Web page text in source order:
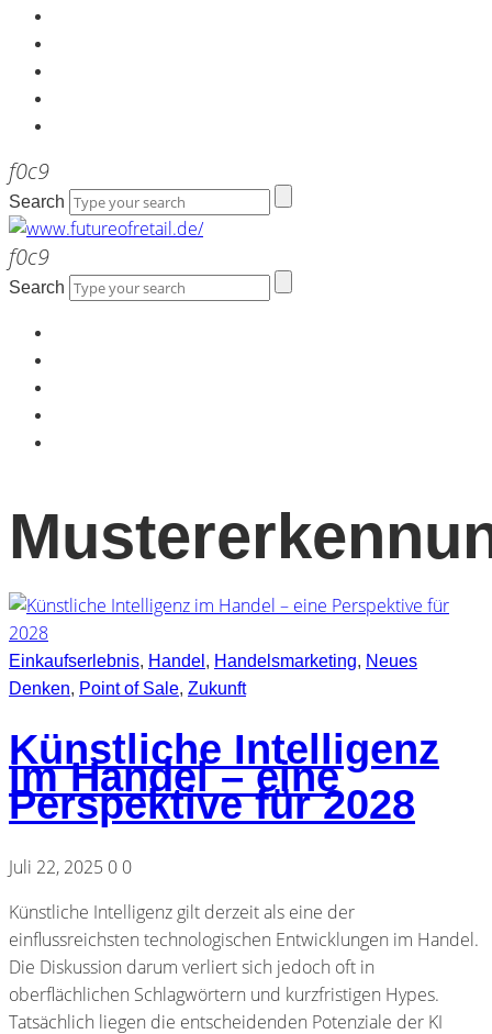
Search
Search
Einkaufserlebnis, Handel , Handelsmarketing, Neues
Denken, Point of Sale, Zukunft
Künstliche Intelligenz
im Handel – eine
Perspektive für 2028
Juli 22, 2025 0 0
Künstliche Intelligenz gilt derzeit als eine der
einflussreichsten technologischen Entwicklungen im Handel.
Die Diskussion darum verliert sich jedoch oft in
oberflächlichen Schlagwörtern und kurzfristigen Hypes.
Tatsächlich liegen die entscheidenden Potenziale der KI